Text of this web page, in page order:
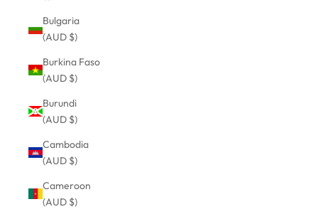
Bulgaria
(AUD $)
Burkina Faso
(AUD $)
Burundi
(AUD $)
Cambodia
(AUD $)
Cameroon
(AUD $)